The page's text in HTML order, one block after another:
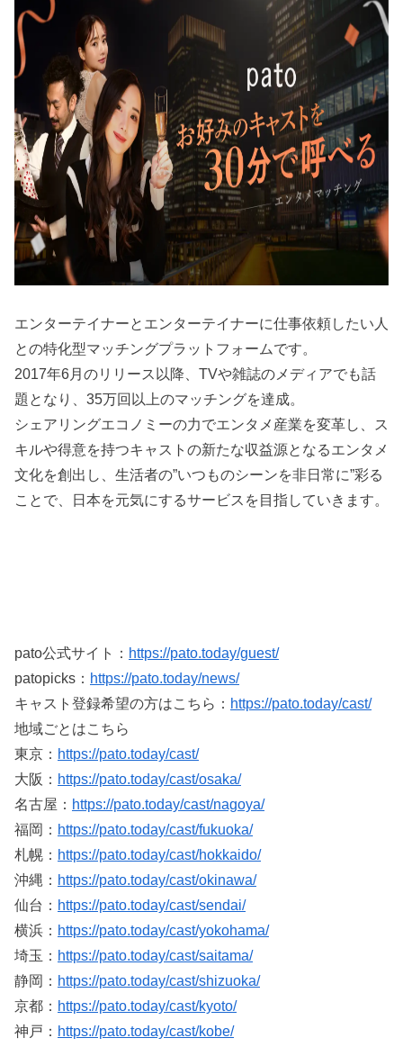
エンターテイナーとエンターテイナーに仕事依頼したい人
との特化型マッチングプラットフォームです。
2017年6月のリリース以降、TVや雑誌のメディアでも話
題となり、35万回以上のマッチングを達成。
シェアリングエコノミーの力でエンタメ産業を変革し、ス
キルや得意を持つキャストの新たな収益源となるエンタメ
文化を創出し、生活者の”いつものシーンを非日常に”彩る
ことで、日本を元気にするサービスを目指していきます。
pato公式サイト： https://pato.today/guest/
patopicks： https://pato.today/news/
キャスト登録希望の方はこちら： https://pato.today/cast/
地域ごとはこちら
東京： https://pato.today/cast/
大阪： https://pato.today/cast/osaka/
名古屋： https://pato.today/cast/nagoya/
福岡： https://pato.today/cast/fukuoka/
札幌： https://pato.today/cast/hokkaido/
沖縄： https://pato.today/cast/okinawa/
仙台： https://pato.today/cast/sendai/
横浜： https://pato.today/cast/yokohama/
埼玉： https://pato.today/cast/saitama/
静岡： https://pato.today/cast/shizuoka/
京都： https://pato.today/cast/kyoto/
神戸： https://pato.today/cast/kobe/